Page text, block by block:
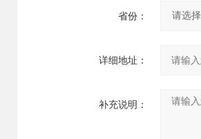
省份：
详细地址：
补充说明：